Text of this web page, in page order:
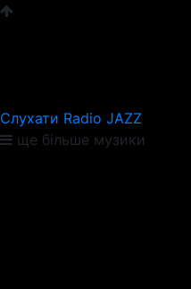
Слухати Radio JAZZ
ще більше музики